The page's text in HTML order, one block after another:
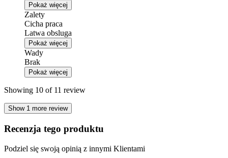
Pokaż więcej
Zalety
Cicha praca
Latwa obsluga
Pokaż więcej
Wady
Brak
Pokaż więcej
Showing 10 of 11 review
Show 1 more review
Recenzja tego produktu
Podziel się swoją opinią z innymi Klientami